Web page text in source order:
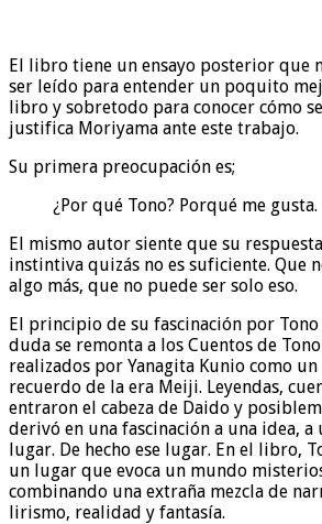
El libro tiene un ensayo posterior que
ser leído para entender un poquito
libro y sobretodo para conocer cómo se
justifica Moriyama ante este trabajo.
Su primera preocupación es;
¿Por qué Tono? Porqué me gusta.
El mismo autor siente que su respuesta
instintiva quizás no es suficiente. Que
algo más, que no puede ser solo eso.
El principio de su fascinación por
duda se remonta a los Cuentos de Tono
realizados por Yanagita Kunio como un
recuerdo de la era Meiji. Leyendas,
entraron el cabeza de Daido y
derivó en una fascinación a una idea, a
lugar. De hecho ese lugar. En el libro,
un lugar que evoca un mundo
combinando una extraña mezcla de
lirismo, realidad y fantasía.